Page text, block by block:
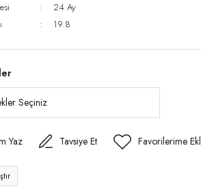
24 Ay
19.8
Yaz Tavsiye Et